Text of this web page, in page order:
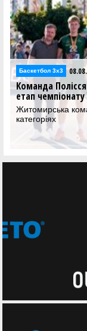
виграла
серед юнацьких
переможцем одразу